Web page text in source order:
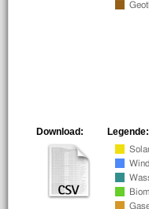
Legende:
Download: